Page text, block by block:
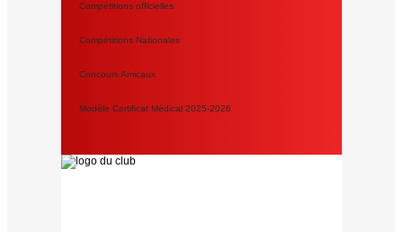
Compétitions officielles
Compétitions Nationales
Concours Amicaux
Modèle Certificat Médical 2025-2026